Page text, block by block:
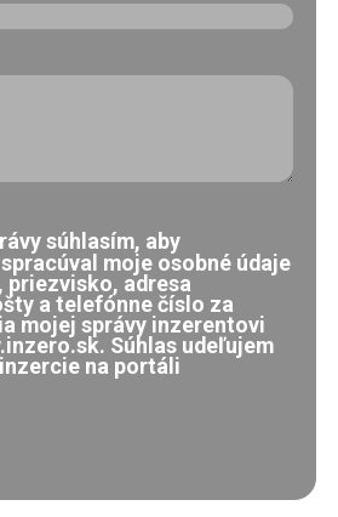
súhlasím, aby
moje osobné údaje
priezvisko, adresa
a telefónne číslo za
mojej správy inzerentovi
Súhlas udeľujem
na portáli